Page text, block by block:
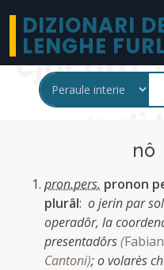
DIZIONARI
LENGHE
nô
pron.pers. pronon
plurâl: o jerin par
operadôr, la
presentadôrs(
Cantoni);o volarès